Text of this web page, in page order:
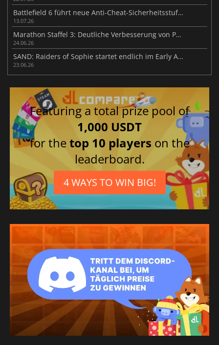
Battlefield 6 führt neue Anti-Cheat-Sicherheitsstufe ein
13.07.26
Marathon Staffel 3: Deutliche Verbesserung von Perimeter
24.06.26
SAND: Raiders of Sophie startet endlich im Early Access
23.06.26
Featuring a total prize pool of
1,000 USDT
for thetop 10 players on the
leaderboard.
4 WAYS TO WIN BIG!